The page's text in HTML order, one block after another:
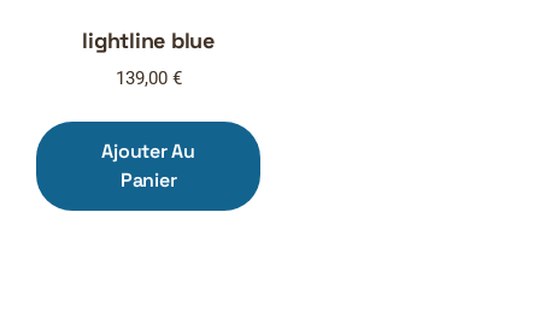
lightline blue
139,00 €
Ajouter Au
Panier